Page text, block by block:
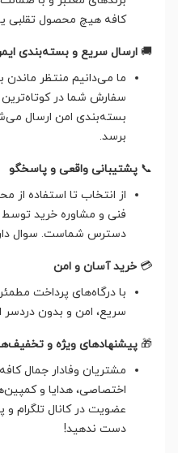
کافه هیچ محصول تقلبی
🚚 ارسال سریع و بسته‌بندی
ما می‌دانیم منتظر ماندن
سفارش شما در
بسته‌بندی امن ارسال
برسد.
📞 پشتیبانی واقعی و پاسخگو
از انتخاب تا استفاده از
فنی و مشاوره خرید
دسترس شماست. سوال
💳 خرید آسان و امن
با درگاه‌های پرداخت
سریع، امن و بدون دردسر
🎁 پیشنهادهای ویژه و
مشتریان وفادار جمال
اختصاصی، هدایا و
عضویت در کانال تلگرام و
دست ندهید!